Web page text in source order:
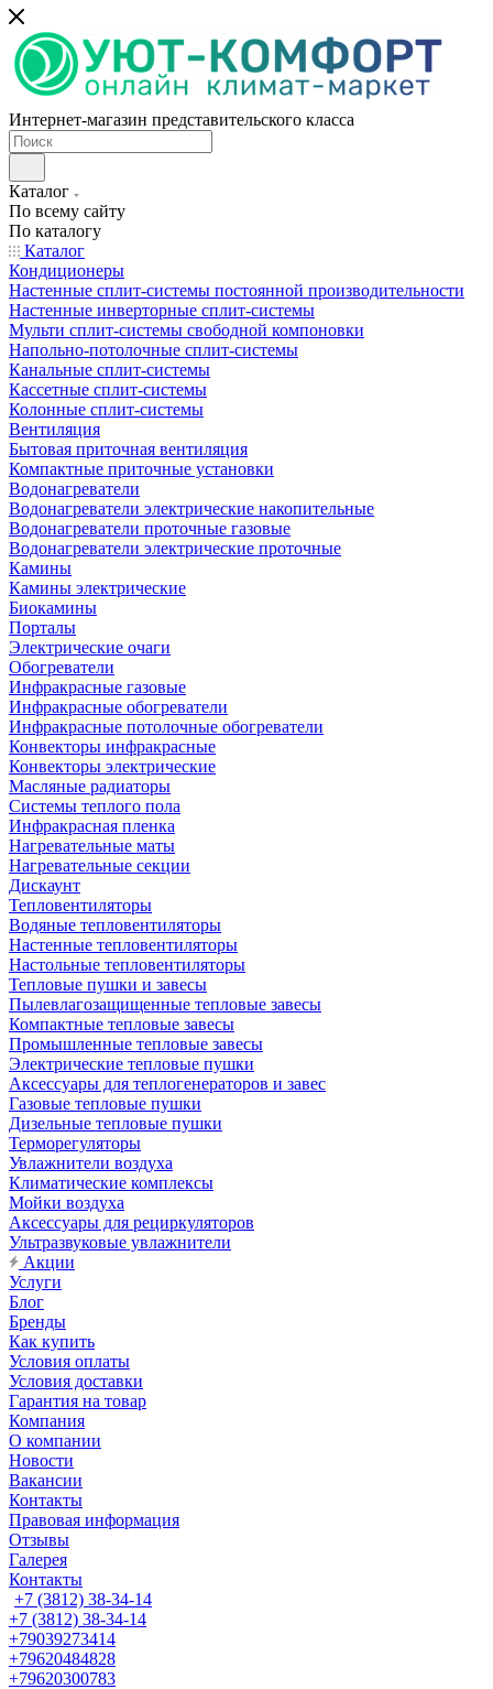
Интернет-магазин представительского класса
Каталог
По всему сайту
По каталогу
Каталог
Кондиционеры
Настенные сплит-системы постоянной производительности
Настенные инверторные сплит-системы
Мульти сплит-системы свободной компоновки
Напольно-потолочные сплит-системы
Канальные сплит-системы
Кассетные сплит-системы
Колонные сплит-системы
Вентиляция
Бытовая приточная вентиляция
Компактные приточные установки
Водонагреватели
Водонагреватели электрические накопительные
Водонагреватели проточные газовые
Водонагреватели электрические проточные
Камины
Камины электрические
Биокамины
Порталы
Электрические очаги
Обогреватели
Инфракрасные газовые
Инфракрасные обогреватели
Инфракрасные потолочные обогреватели
Конвекторы инфракрасные
Конвекторы электрические
Масляные радиаторы
Системы теплого пола
Инфракрасная пленка
Нагревательные маты
Нагревательные секции
Дискаунт
Тепловентиляторы
Водяные тепловентиляторы
Настенные тепловентиляторы
Настольные тепловентиляторы
Тепловые пушки и завесы
Пылевлагозащищенные тепловые завесы
Компактные тепловые завесы
Промышленные тепловые завесы
Электрические тепловые пушки
Аксессуары для теплогенераторов и завес
Газовые тепловые пушки
Дизельные тепловые пушки
Терморегуляторы
Увлажнители воздуха
Климатические комплексы
Мойки воздуха
Аксессуары для рециркуляторов
Ультразвуковые увлажнители
Акции
Услуги
Блог
Бренды
Как купить
Условия оплаты
Условия доставки
Гарантия на товар
Компания
О компании
Новости
Вакансии
Контакты
Правовая информация
Отзывы
Галерея
Контакты
+7 (3812) 38-34-14
+7 (3812) 38-34-14
+79039273414
+79620484828
+79620300783